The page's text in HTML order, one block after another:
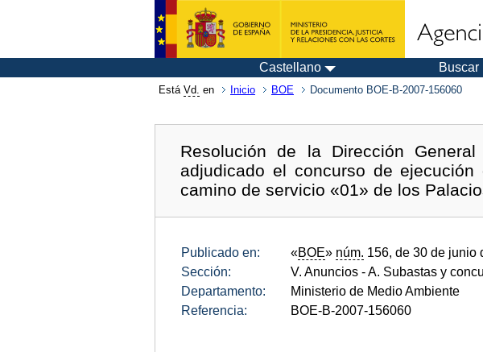
Castellano Buscar
Está Vd. en Inicio BOE Documento BOE-B-2007-156060
Resolución de la Dirección
adjudicado el concurso de
camino de servicio «01» de los
Publicado en: «BOE» núm. 156, de 30 de junio
Sección:
V. Anuncios - A. Subastas y
Departamento:
Ministerio de Medio Ambiente
Referencia:
BOE-B-2007-156060